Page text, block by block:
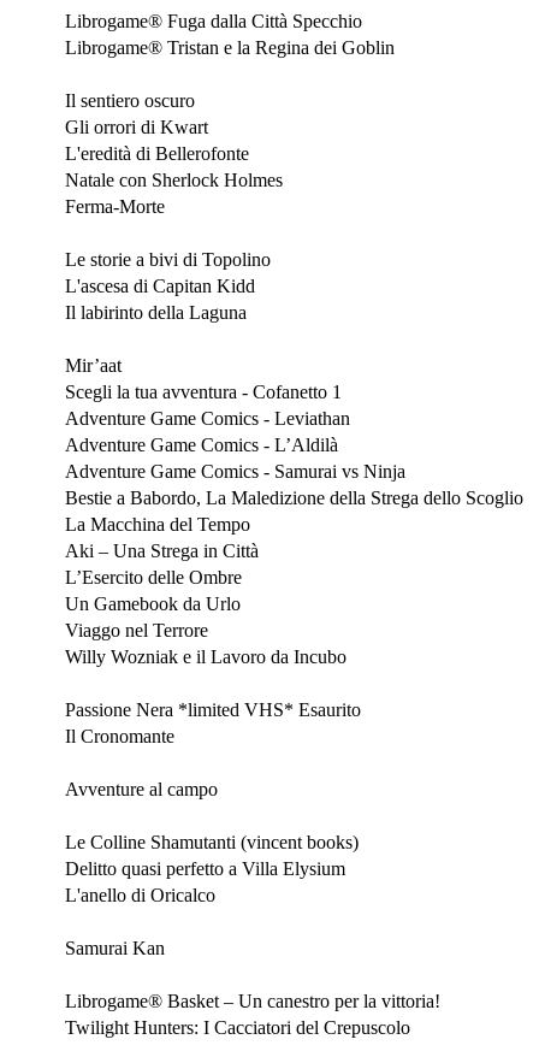
Librogame® Fuga dalla Città Specchio
Librogame® Tristan e la Regina dei Goblin
Il sentiero oscuro
Gli orrori di Kwart
L'eredità di Bellerofonte
Natale con Sherlock Holmes
Ferma-Morte
Le storie a bivi di Topolino
L'ascesa di Capitan Kidd
Il labirinto della Laguna
Mir’aat
Scegli la tua avventura - Cofanetto 1
Adventure Game Comics - Leviathan
Adventure Game Comics - L’Aldilà
Adventure Game Comics - Samurai vs Ninja
Bestie a Babordo, La Maledizione della Strega dello Scoglio
La Macchina del Tempo
Aki – Una Strega in Città
L’Esercito delle Ombre
Un Gamebook da Urlo
Viaggo nel Terrore
Willy Wozniak e il Lavoro da Incubo
Passione Nera *limited VHS* Esaurito
Il Cronomante
Avventure al campo
Le Colline Shamutanti (vincent books)
Delitto quasi perfetto a Villa Elysium
L'anello di Oricalco
Samurai Kan
Librogame® Basket – Un canestro per la vittoria!
Twilight Hunters: I Cacciatori del Crepuscolo